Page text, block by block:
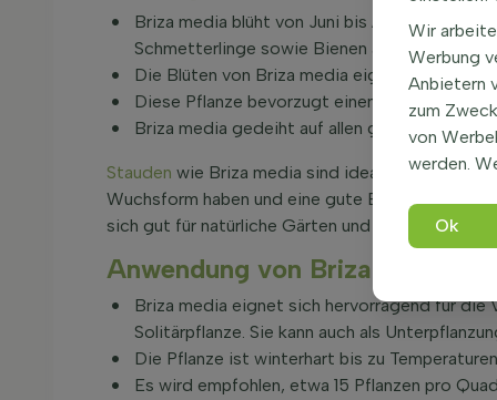
Briza media blüht von Juni bis August mit
Schmetterlinge sowie Bienen anziehen.
Die Blüten von Briza media eignen sich
Diese Pflanze bevorzugt einen Standort in
Briza media gedeiht auf allen gut
Stauden wie Briza media sind ideale Staudenfür
Wuchsform haben und eine gute
sich gut für natürliche Gärten und wilde
Anwendung von Briza media im
Briza media eignet sich hervorragend für die
Solitärpflanze. Sie kann auch als
Die Pflanze ist winterhart bis zu
Es wird empfohlen, etwa 15 Pflanzen pro
Wir
Werbung
Anbietern
zum
von
werden.
Ok